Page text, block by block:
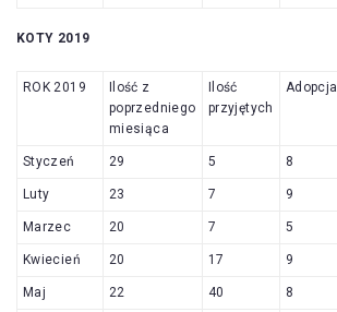
KOTY 2019
ROK 2019
Ilość z
poprzedniego
miesiąca
Ilość
przyjętych
Adopcja
Styczeń 29 5 8
Luty 23 7 9
Marzec 20 7 5
Kwiecień 20 17 9
Maj 22 40 8